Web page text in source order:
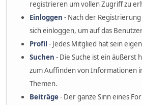
registrieren um vollen Zugriff zu
Einloggen - Nach der
sich einloggen, um auf das
Profil - Jedes Mitglied hat sein
Suchen - Die Suche ist ein äußerst
zum Auffinden von Informationen
Themen.
Beiträge- Der ganze Sinn eines